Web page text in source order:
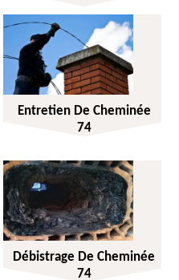
Entretien De Cheminée
74
Débistrage De Cheminée
74